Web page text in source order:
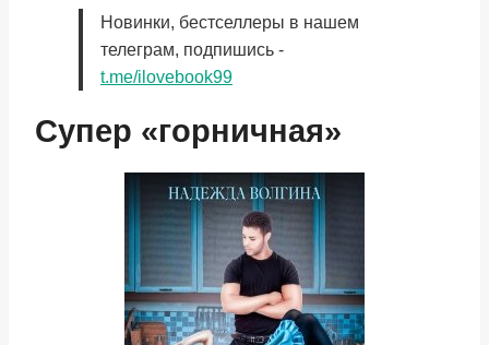
Новинки, бестселлеры в нашем
телеграм, подпишись -
t.me/ilovebook99
Супер «горничная»